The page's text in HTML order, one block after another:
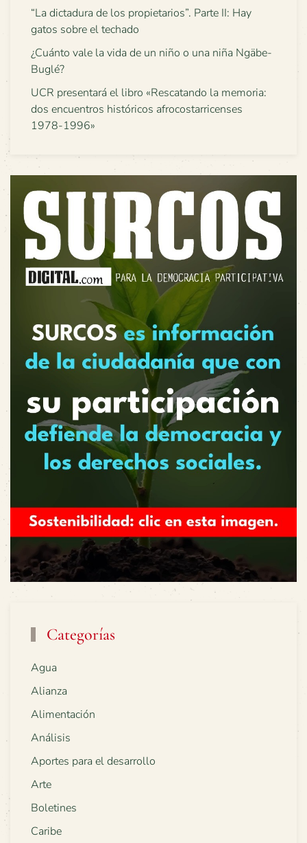
“La dictadura de los propietarios”. Parte II: Hay
gatos sobre el techado
¿Cuánto vale la vida de un niño o una niña Ngäbe-
Buglé?
UCR presentará el libro «Rescatando la memoria:
dos encuentros históricos afrocostarricenses
1978-1996»
Categorías
Agua
Alianza
Alimentación
Análisis
Aportes para el desarrollo
Arte
Boletines
Caribe